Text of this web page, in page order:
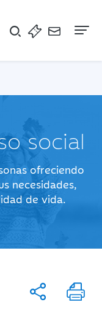
social
ofreciendo
necesidades,
de vida.